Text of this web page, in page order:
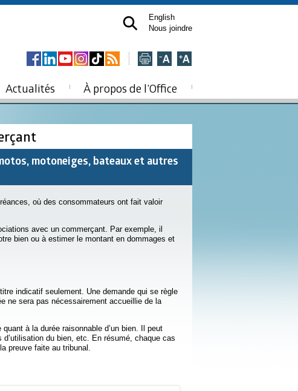
English
Nous joindre
Actualités À propos de l’Office
motoneiges, bateaux et autres
où des consommateurs ont fait valoir
avec un commerçant. Par exemple, il
bien ou à estimer le montant en dommages et
indicatif seulement. Une demande qui se règle
ne sera pas nécessairement accueillie de la
à la durée raisonnable d’un bien. Il peut
du bien, etc. En résumé, chaque cas
preuve faite au tribunal.